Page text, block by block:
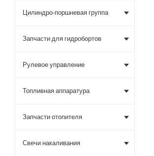
Цилиндро-поршневая группа
Запчасти для гидробортов
Рулевое управление
Топливная аппаратура
Запчасти отопителя
Свечи накаливания